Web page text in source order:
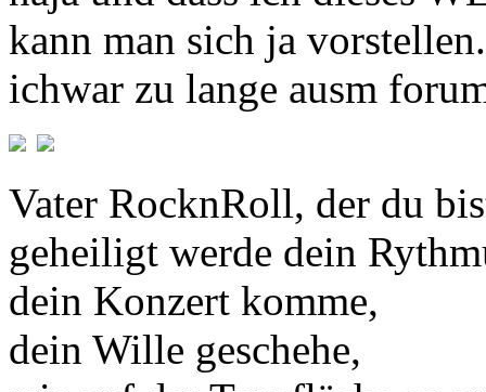
kann man sich ja
ichwar zu lange ausm
Vater RocknRoll, der du
geheiligt werde dein
dein Konzert komme,
dein Wille geschehe,